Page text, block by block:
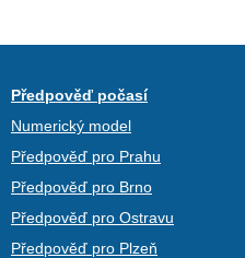
Předpověď počasí
Numerický model
Předpověď pro Prahu
Předpověď pro Brno
Předpověď pro Ostravu
Předpověď pro Plzeň